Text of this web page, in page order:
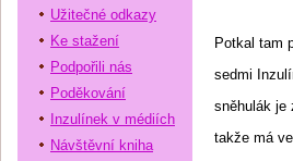
Potkal tam
sedmi
sněhulák je
takže má
Užitečné odkazy
Ke stažení
Podpořili nás
Poděkování
Inzulínek v médiích
Návštěvní kniha